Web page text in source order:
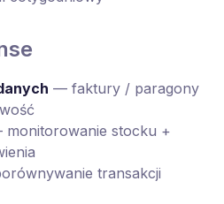
— faktury / paragony
stocku +
transakcji